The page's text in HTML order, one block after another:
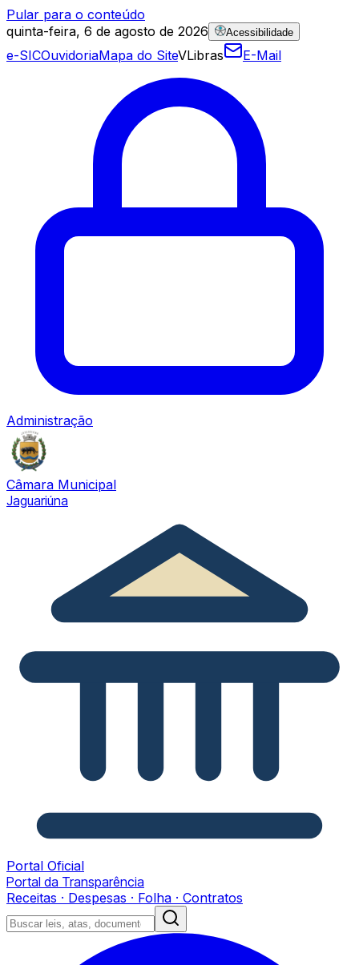
Pular para o conteúdo
quinta-feira, 6 de agosto de 2026
Acessibilidade
e-SICOuvidoriaMapa do SiteVLibras E-Mail
Administração
Câmara Municipal
Jaguariúna
Portal Oficial
Portal da Transparência
Receitas · Despesas · Folha · Contratos